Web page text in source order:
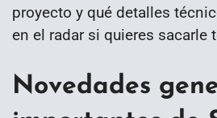
proyecto y qué detalles
en el radar si quieres sacarle
Novedades